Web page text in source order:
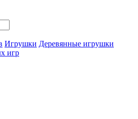
Игрушки Деревянные игрушки
игр